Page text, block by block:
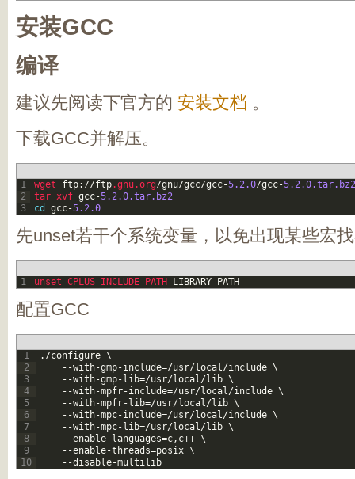
安装GCC
编译
建议先阅读下官方的 安装文档 。
下载GCC并解压。
1
2
3
wget ftp: //ftp.gnu.org/gnu/gcc/gcc-5.2.0/gcc-5.2.0.tar.bz2
tar xvf gcc-5.2.0.tar.bz2
cd
gcc-5.2.0
先unset若干个系统变量，以免出现某些宏
1 unset CPLUS_INCLUDE_PATH LIBRARY_PATH
配置GCC
1
2
3
4
5
6
7
8
9
10
. /configure \
--with-gmp-include=/usr/local/include \
--with-gmp- lib=/usr/local/lib \
--with-mpfr-include=/usr/local/include \
--with-mpfr- lib=/usr/local/lib \
--with-mpc-include=/usr/local/include \
--with-mpc- lib=/usr/local/lib \
--enable- languages=c, c++ \
--enable-threads=posix \
--disable-multilib